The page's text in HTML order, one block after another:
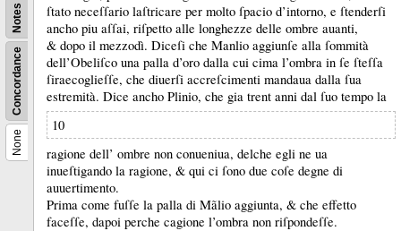
None
Concordance
Notes
ſtato neceſſario laſtricare per molto ſpacio d’intorno, e ſtenderſi
ancho piu aſſai, riſpetto alle longhezze delle ombre auanti,
& dopo il mezzodì. Diceſi che Manlio aggiunſe alla ſommità
dell’Obeliſco una palla d’oro dalla cui cima l’ombra in ſe ſteſſa
ſiraecoglieſſe, che diuerſi accreſcimenti mandaua dalla ſua
estremità. Dice ancho Plinio, che gia trent anni dal ſuo tempo la
10
ragione dell’ ombre non conueniua, delche egli ne ua
inueſtigando la ragione, & qui ci ſono due coſe degne di
auuertimento.
Prima come fuſſe la palla di Mãlio aggiunta, & che effetto
faceſſe, dapoi perche cagione l’ombra non riſpondeſſe.